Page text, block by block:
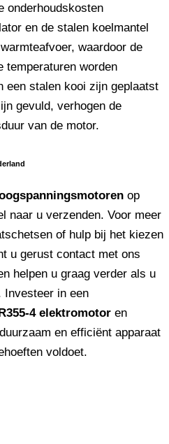
onderhoudskosten
en de stalen koelmantel
waardoor de
temperaturen worden
een stalen kooi zijn geplaatst
gevuld, verhogen de
van de motor.
op
naar u verzenden. Voor meer
of hulp bij het kiezen
u gerust contact met ons
helpen u graag verder als u
Investeer in een
4 elektromotor en
en efficiënt apparaat
voldoet.